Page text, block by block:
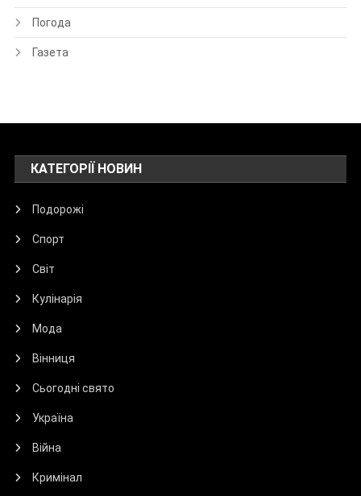
Погода
Газета
КАТЕГОРІЇ НОВИН
Подорожі
Спорт
Світ
Кулінарія
Мода
Вінниця
Сьогодні свято
Україна
Війна
Кримінал